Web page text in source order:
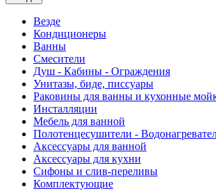
Везде
Кондиционеры
Ванны
Смесители
Душ - Кабины - Ограждения
Унитазы, биде, писсуары
Раковины для ванны и кухонные
Инсталляции
Мебель для ванной
Полотенцесушители -
Аксессуары для ванной
Аксессуары для кухни
Сифоны и слив-переливы
Комплектующие